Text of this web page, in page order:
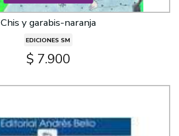
Chis y garabis-naranja
EDICIONES SM
$ 7.900